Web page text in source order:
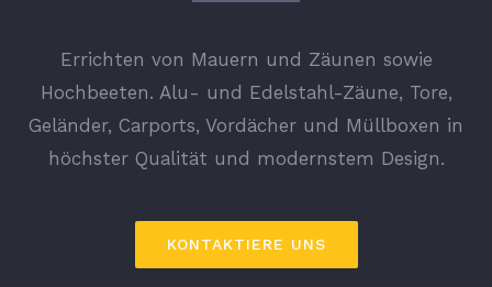
Errichten von Mauern und Zäunen sowie
Hochbeeten. Alu- und Edelstahl-Zäune, Tore,
Geländer, Carports, Vordächer und Müllboxen in
höchster Qualität und modernstem Design.
KONTAKTIERE UNS